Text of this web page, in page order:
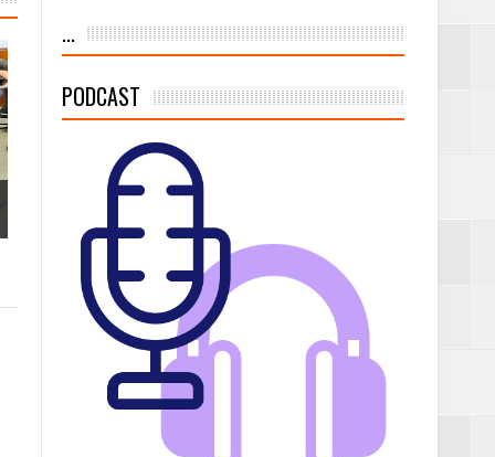
de
de la meta de
...
PODCAST